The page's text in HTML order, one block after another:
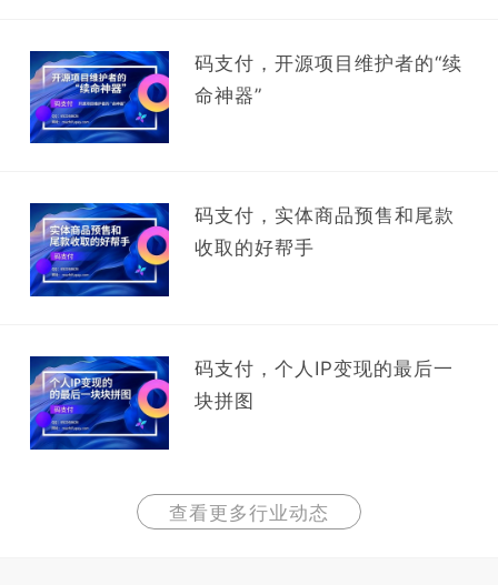
码支付，开源项目维护者的“续
命神器”
码支付，实体商品预售和尾款
收取的好帮手
码支付，个人IP变现的最后一
块拼图
查看更多行业动态